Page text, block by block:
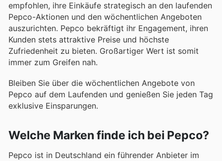
empfohlen, ihre Einkäufe strategisch an den laufenden
Pepco-Aktionen und den wöchentlichen Angeboten
auszurichten. Pepco bekräftigt ihr Engagement, ihren
Kunden stets attraktive Preise und höchste
Zufriedenheit zu bieten. Großartiger Wert ist somit
immer zum Greifen nah.
Bleiben Sie über die wöchentlichen Angebote von
Pepco auf dem Laufenden und genießen Sie jeden Tag
exklusive Einsparungen.
Welche Marken finde ich bei Pepco?
Pepco ist in Deutschland ein führender Anbieter im